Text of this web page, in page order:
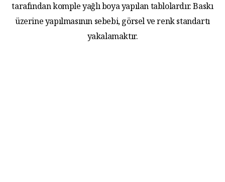
tarafından komple yağlı boya yapılan tablolardır. Baskı
üzerine yapılmasının sebebi, görsel ve renk standartı
yakalamaktır.